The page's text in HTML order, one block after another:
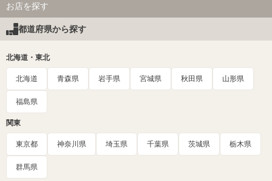
お店を探す
都道府県から探す
北海道・東北
北海道 青森県 岩手県 宮城県 秋田県 山形県
福島県
関東
東京都 神奈川県 埼玉県 千葉県 茨城県 栃木県
群馬県